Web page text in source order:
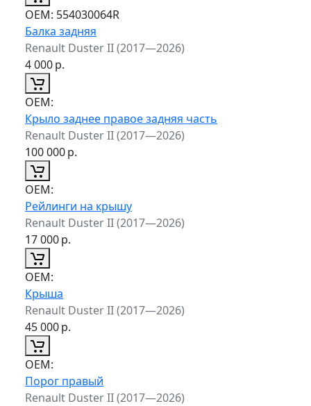
ОЕМ: 554030064R
Балка задняя
Renault Duster II (2017—2026)
4 000р.
ОЕМ:
Крыло заднее правое задняя часть
Renault Duster II (2017—2026)
100 000р.
ОЕМ:
Рейлинги на крышу
Renault Duster II (2017—2026)
17 000р.
ОЕМ:
Крыша
Renault Duster II (2017—2026)
45 000р.
ОЕМ:
Порог правый
Renault Duster II (2017—2026)